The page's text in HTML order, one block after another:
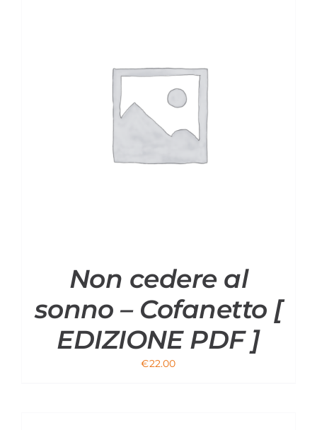
Non cedere al
sonno – Cofanetto [
EDIZIONE PDF ]
€22.00